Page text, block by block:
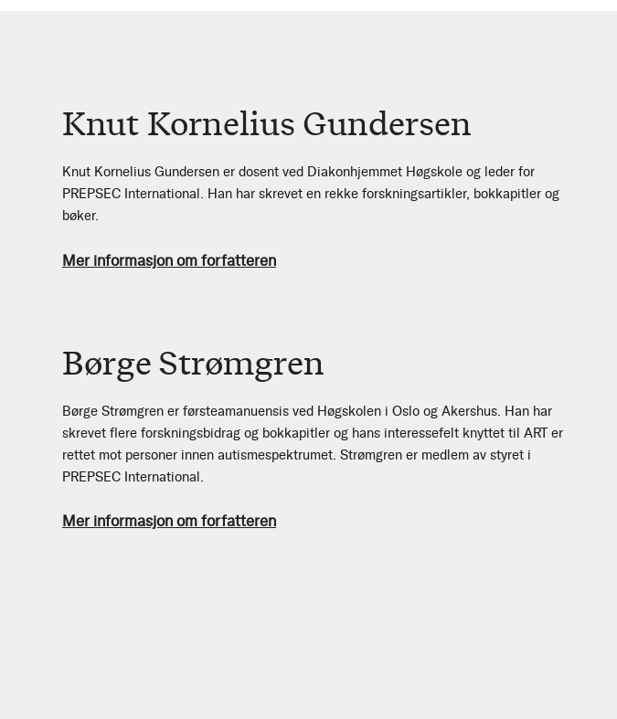
Knut Kornelius Gundersen
Knut Kornelius Gundersen er dosent ved Diakonhjemmet Høgskole og leder for
PREPSEC International. Han har skrevet en rekke forskningsartikler, bokkapitler og
bøker.
Mer informasjon om forfatteren
Børge Strømgren
Børge Strømgren er førsteamanuensis ved Høgskolen i Oslo og Akershus. Han har
skrevet flere forskningsbidrag og bokkapitler og hans interessefelt knyttet til ART er
rettet mot personer innen autismespektrumet. Strømgren er medlem av styret i
PREPSEC International.
Mer informasjon om forfatteren